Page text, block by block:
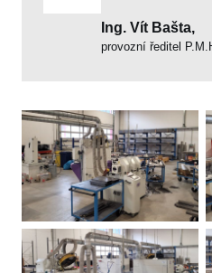
Ing. Vít Bašta,
provozní ředitel